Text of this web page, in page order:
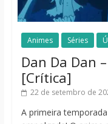
Animes Séries
Dan Da Dan
[Crítica]
22 de setembro de
A primeira